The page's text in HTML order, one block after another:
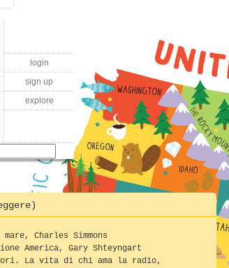
login
sign up
explore
Charles Simmons
America, Gary Shteyngart
La vita di chi ama la radio,